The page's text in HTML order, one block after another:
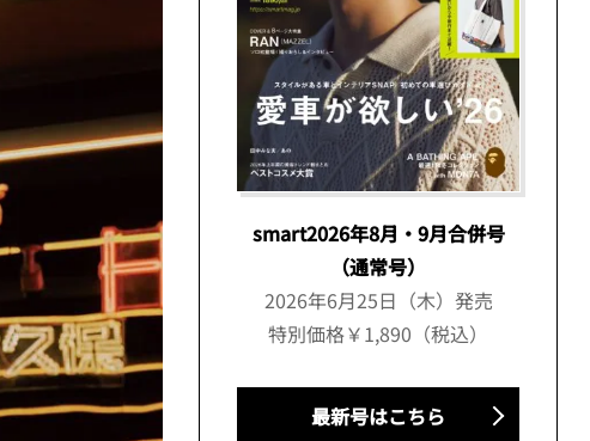
smart2026年8月・9月合併号
（通常号）
2026年6月25日（木）発売
特別価格￥1,890（税込）
最新号はこちら